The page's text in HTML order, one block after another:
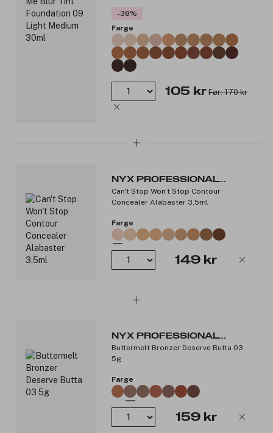
-38%
Farge
105 kr Før: 170 kr
NYX PROFESSIONAL
MAKEUP
Can't Stop Won't Stop Contour
Concealer Alabaster 3,5ml
Farge
149 kr
NYX PROFESSIONAL
MAKEUP
Buttermelt Bronzer Deserve Butta 03
5g
Farge
159 kr